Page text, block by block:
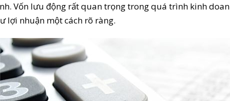
Vốn lưu động rất quan trọng trong quá trình kinh
lợi nhuận một cách rõ ràng.